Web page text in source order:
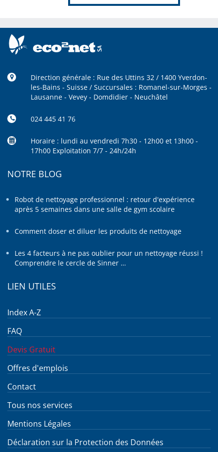
Direction générale : Rue des Uttins 32 / 1400 Yverdon-
les-Bains - Suisse / Succursales : Romanel-sur-Morges -
Lausanne - Vevey - Domdidier - Neuchâtel
024 445 41 76
Horaire : lundi au vendredi 7h30 - 12h00 et 13h00 -
17h00 Exploitation 7/7 - 24h/24h
NOTRE BLOG
Robot de nettoyage professionnel : retour d'expérience
après 5 semaines dans une salle de gym scolaire
Comment doser et diluer les produits de nettoyage
Les 4 facteurs à ne pas oublier pour un nettoyage réussi !
Comprendre le cercle de Sinner …
LIEN UTILES
Index A-Z
FAQ
Devis Gratuit
Offres d'emplois
Contact
Tous nos services
Mentions Légales
Déclaration sur la Protection des Données